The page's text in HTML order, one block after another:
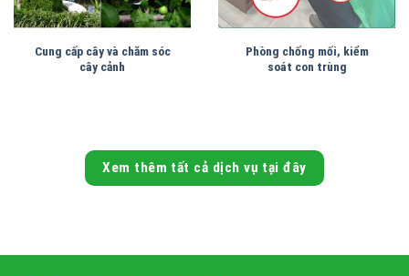
Cung cấp cây và chăm sóc
cây cảnh
Phòng chống mối, kiểm
soát con trùng
Xem thêm tất cả dịch vụ tại đây